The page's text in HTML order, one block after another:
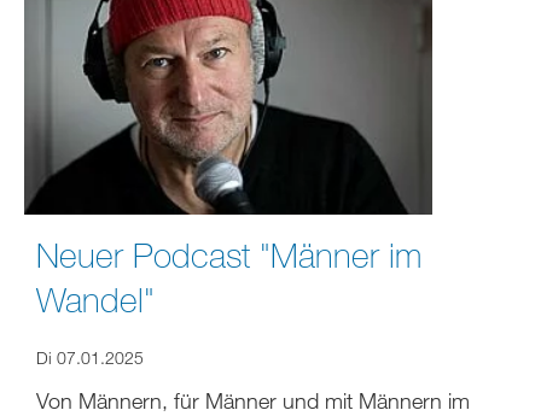
Neuer Podcast "Männer im
Wandel"
Di 07.01.2025
Von Männern, für Männer und mit Männern im